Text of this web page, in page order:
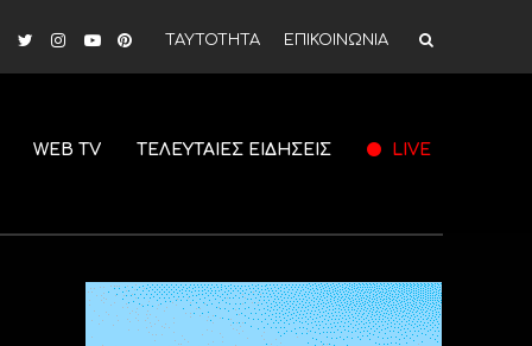
ΤΑΥΤΟΤΗΤΑ ΕΠΙΚΟΙΝΩΝΙΑ
WEB TV ΤΕΛΕΥΤΑΙΕΣ ΕΙΔΗΣΕΙΣ LIVE